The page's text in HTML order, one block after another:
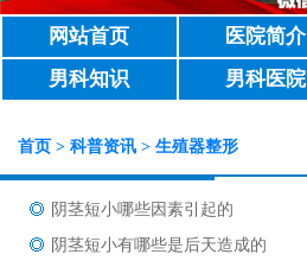
网站首页 医院简介
男科知识
男科医院
首页 > 科普资讯 > 生殖器整形
阴茎短小哪些因素引起的
阴茎短小有哪些是后天造成的